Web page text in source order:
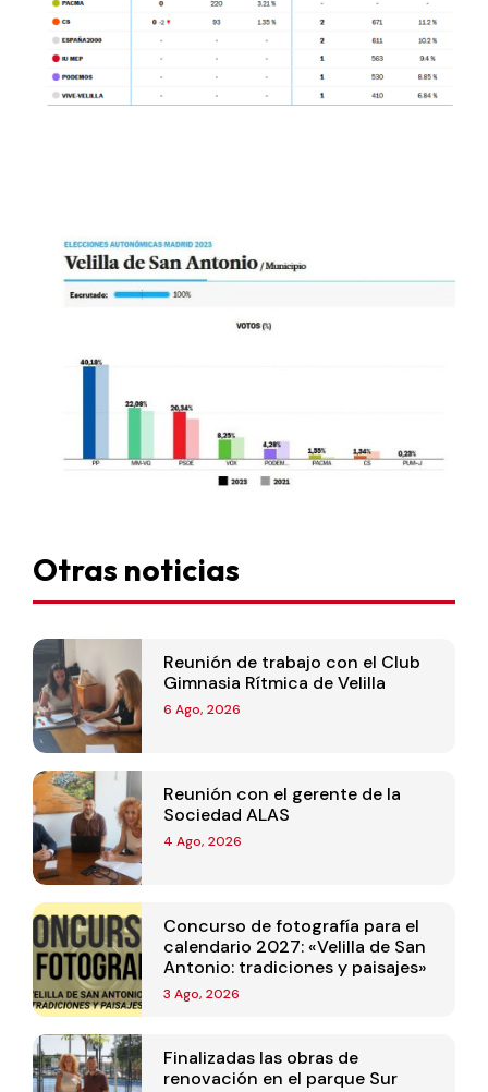
Otras noticias
Reunión de trabajo con el Club
Gimnasia Rítmica de Velilla
6 Ago, 2026
Reunión con el gerente de la
Sociedad ALAS
4 Ago, 2026
Concurso de fotografía para el
calendario 2027: «Velilla de San
Antonio: tradiciones y paisajes»
3 Ago, 2026
Finalizadas las obras de
renovación en el parque Sur